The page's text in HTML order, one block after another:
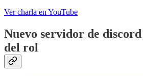
Ver charla en YouTube
Nuevo servidor de
del rol